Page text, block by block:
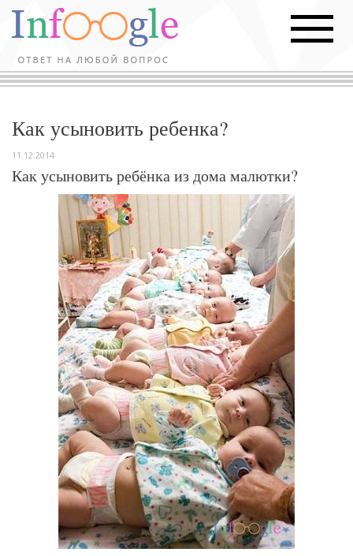
Как усыновить ребенка?
11.12.2014
Как усыновить ребёнка из дома малютки?